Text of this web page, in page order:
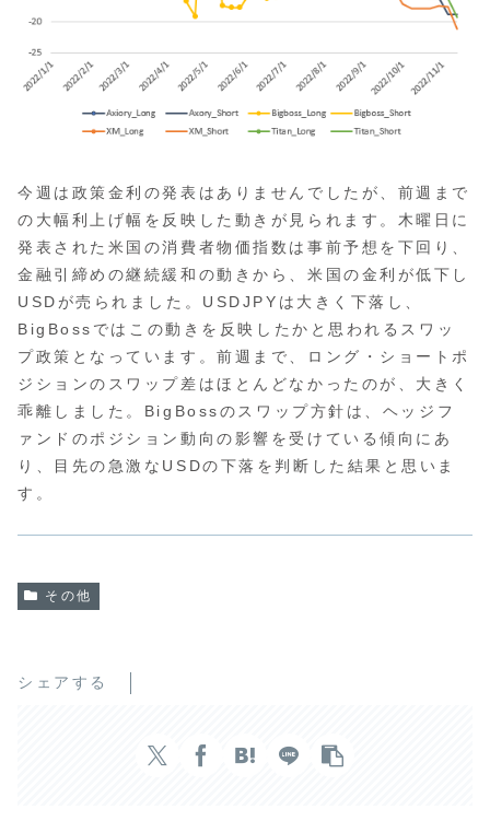
今週は政策金利の発表はありませんでしたが、前週まで
の大幅利上げ幅を反映した動きが見られます。木曜日に
発表された米国の消費者物価指数は事前予想を下回り、
金融引締めの継続緩和の動きから、米国の金利が低下し
USDが売られました。USDJPYは大きく下落し、
BigBossではこの動きを反映したかと思われるスワッ
プ政策となっています。前週まで、ロング・ショートポ
ジションのスワップ差はほとんどなかったのが、大きく
乖離しました。BigBossのスワップ方針は、ヘッジフ
ァンドのポジション動向の影響を受けている傾向にあ
り、目先の急激なUSDの下落を判断した結果と思いま
す。
その他
シェアする